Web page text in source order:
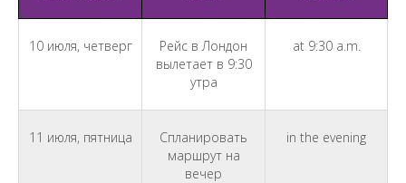
10 июля, четверг
Рейс в Лондон
вылетает в 9:30
утра
at 9:30 a.m.
11 июля, пятница
Спланировать
маршрут на
вечер
in the evening